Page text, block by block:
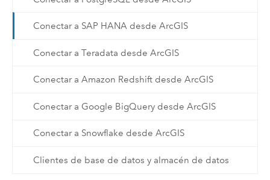
Conectar a SAP HANA desde ArcGIS
Conectar a Teradata desde ArcGIS
Conectar a Amazon Redshift desde ArcGIS
Conectar a Google BigQuery desde ArcGIS
Conectar a Snowflake desde ArcGIS
Clientes de base de datos y almacén de datos